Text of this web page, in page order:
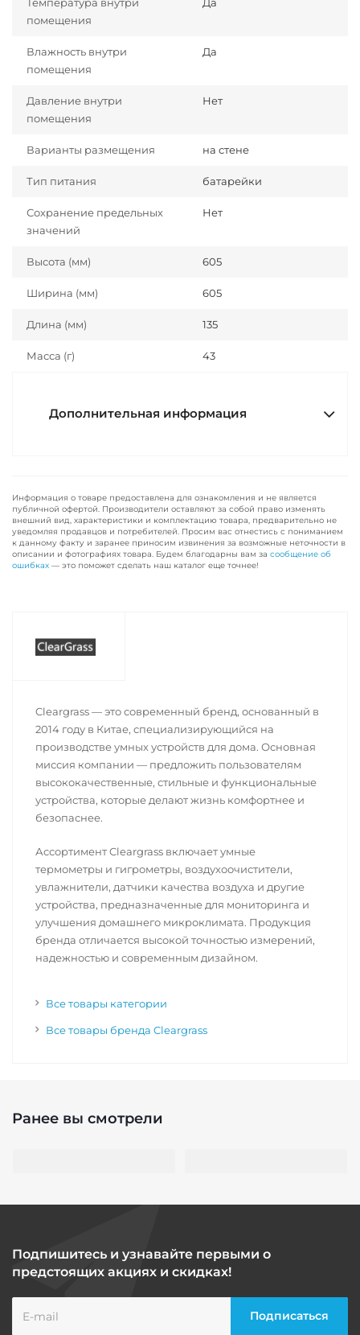
Температура внутри
помещения
Да
Влажность внутри
помещения
Да
Давление внутри
помещения
Нет
Варианты размещения на стене
Тип питания батарейки
Сохранение предельных
значений
Нет
Высота (мм) 605
Ширина (мм) 605
Длина (мм) 135
Масса (г) 43
Дополнительная информация
Информация о товаре предоставлена для ознакомления и не является
публичной офертой. Производители оставляют за собой право изменять
внешний вид, характеристики и комплектацию товара, предварительно не
уведомляя продавцов и потребителей. Просим вас отнестись с пониманием
к данному факту и заранее приносим извинения за возможные неточности в
описании и фотографиях товара. Будем благодарны вам за сообщение об
ошибках — это поможет сделать наш каталог еще точнее!
Cleargrass — это современный бренд, основанный в
2014 году в Китае, специализирующийся на
производстве умных устройств для дома. Основная
миссия компании — предложить пользователям
высококачественные, стильные и функциональные
устройства, которые делают жизнь комфортнее и
безопаснее.
Ассортимент Cleargrass включает умные
термометры и гигрометры, воздухоочистители,
увлажнители, датчики качества воздуха и другие
устройства, предназначенные для мониторинга и
улучшения домашнего микроклимата. Продукция
бренда отличается высокой точностью измерений,
надежностью и современным дизайном.
Все товары категории
Все товары бренда Cleargrass
Ранее вы смотрели
Подпишитесь и узнавайте первыми о
предстоящих акциях и скидках!